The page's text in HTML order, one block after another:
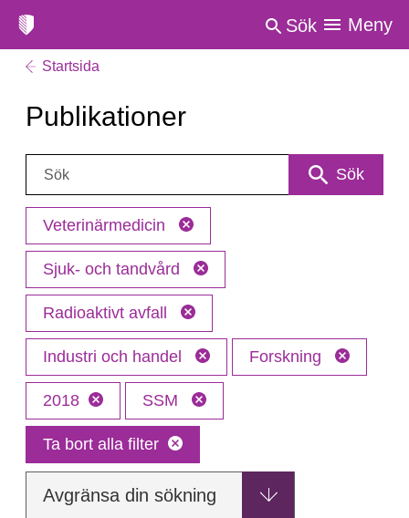
Sök Meny
Startsida
Publikationer
Sök: Sök
Veterinärmedicin
Sjuk- och tandvård
Radioaktivt avfall
Industri och handel Forskning
2018 SSM
Ta bort alla filter
Avgränsa din sökning